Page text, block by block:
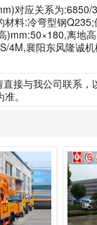
对应关系为
材料:冷弯型钢
)mm:50×180,离地
4M,襄阳东风隆诚
接与我公司联系，
。